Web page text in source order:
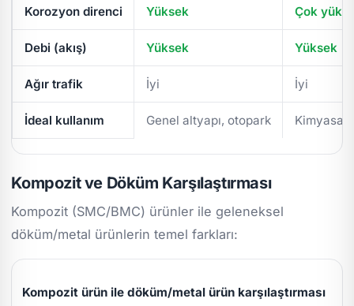
Korozyon direnci Yüksek Çok
Debi (akış) Yüksek Yüksek
Ağır trafik İyi İyi
İdeal kullanım Genel altyapı, otopark
Kompozit ve Döküm Karşılaştırması
Kompozit (SMC/BMC) ürünler ile geleneksel
döküm/metal ürünlerin temel farkları:
Kompozit ürün ile döküm/metal ürün karşılaştırması